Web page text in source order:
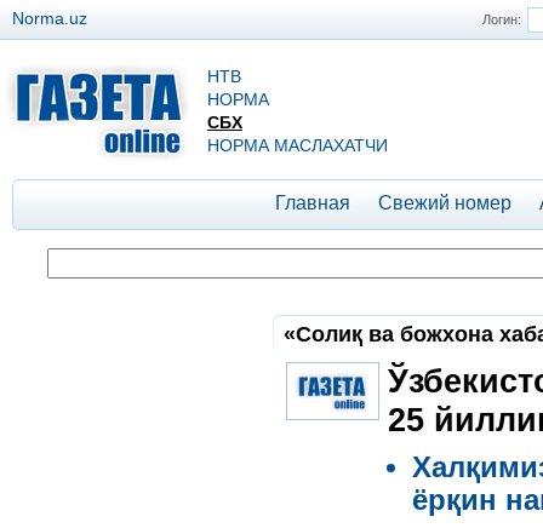
Логин:
Norma.uz
НТВ
НОРМА
СБХ
НОРМА МАСЛАХАТЧИ
Главная Свежий номер
«Солиқ ва божхона
25
ёрқин